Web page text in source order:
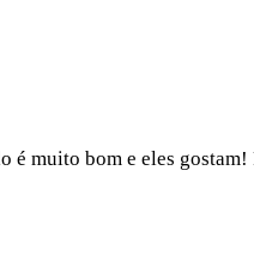
é muito bom e eles